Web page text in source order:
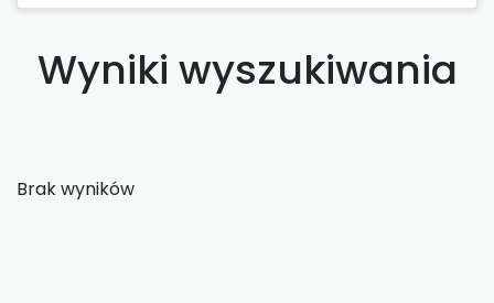
Wyniki wyszukiwania
Brak wyników